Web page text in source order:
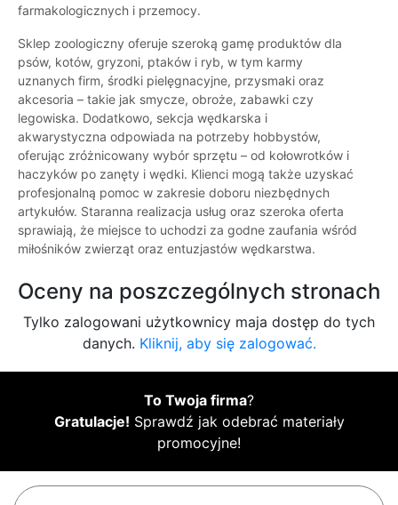
farmakologicznych i przemocy.
Sklep zoologiczny oferuje szeroką gamę produktów dla
psów, kotów, gryzoni, ptaków i ryb, w tym karmy
uznanych firm, środki pielęgnacyjne, przysmaki oraz
akcesoria – takie jak smycze, obroże, zabawki czy
legowiska. Dodatkowo, sekcja wędkarska i
akwarystyczna odpowiada na potrzeby hobbystów,
oferując zróżnicowany wybór sprzętu – od kołowrotków i
haczyków po zanęty i wędki. Klienci mogą także uzyskać
profesjonalną pomoc w zakresie doboru niezbędnych
artykułów. Staranna realizacja usług oraz szeroka oferta
sprawiają, że miejsce to uchodzi za godne zaufania wśród
miłośników zwierząt oraz entuzjastów wędkarstwa.
Oceny na poszczególnych stronach
Tylko zalogowani użytkownicy maja dostęp do tych
danych. Kliknij, aby się zalogować.
To Twoja firma?
Gratulacje! Sprawdź jak odebrać materiały
promocyjne!